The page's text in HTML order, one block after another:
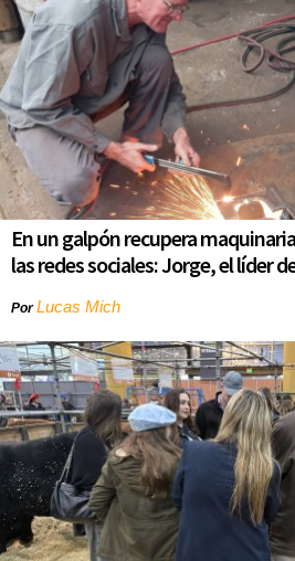
En un galpón recupera
las redes sociales: Jorge, el líder
PorLucas Mich